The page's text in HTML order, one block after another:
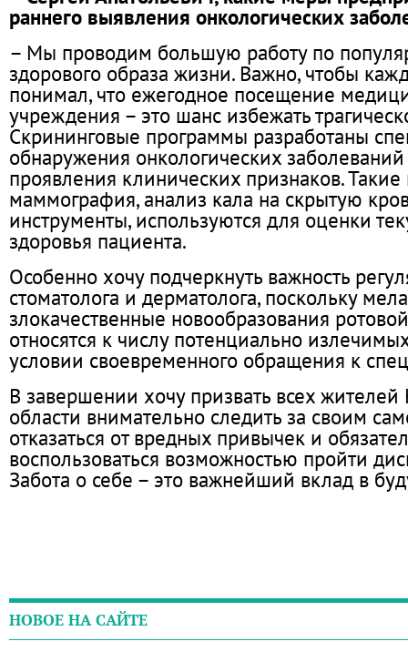
раннего выявления онкологических
– Мы проводим большую работу по
здорового образа жизни. Важно, чтобы
понимал, что ежегодное посещение
учреждения – это шанс избежать
Скрининговые программы разработаны
обнаружения онкологических
проявления клинических признаков.
маммография, анализ кала на скрытую
инструменты, используются для оценки
здоровья пациента.
Особенно хочу подчеркнуть важность
стоматолога и дерматолога, поскольку
злокачественные новообразования
относятся к числу потенциально
условии своевременного обращения к
В завершении хочу призвать всех
области внимательно следить за своим
отказаться от вредных привычек и
воспользоваться возможностью пройти
Забота о себе – это важнейший вклад в
НОВОЕ НА САЙТЕ